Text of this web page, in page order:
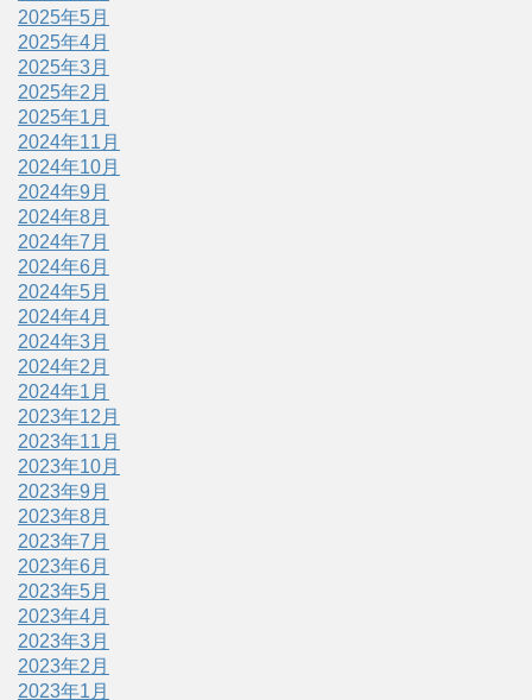
2025年5月
2025年4月
2025年3月
2025年2月
2025年1月
2024年11月
2024年10月
2024年9月
2024年8月
2024年7月
2024年6月
2024年5月
2024年4月
2024年3月
2024年2月
2024年1月
2023年12月
2023年11月
2023年10月
2023年9月
2023年8月
2023年7月
2023年6月
2023年5月
2023年4月
2023年3月
2023年2月
2023年1月